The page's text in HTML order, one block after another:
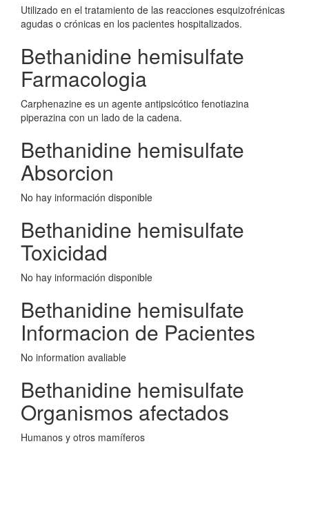
Utilizado en el tratamiento de las reacciones esquizofrénicas
agudas o crónicas en los pacientes hospitalizados.
Bethanidine hemisulfate
Farmacologia
Carphenazine es un agente antipsicótico fenotiazina
piperazina con un lado de la cadena.
Bethanidine hemisulfate
Absorcion
No hay información disponible
Bethanidine hemisulfate
Toxicidad
No hay información disponible
Bethanidine hemisulfate
Informacion de Pacientes
No information avaliable
Bethanidine hemisulfate
Organismos afectados
Humanos y otros mamíferos